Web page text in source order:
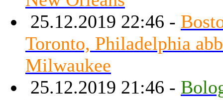
25.12.2019 22:46 -
Toronto, Philadelphia
Milwaukee
25.12.2019 21:46 -